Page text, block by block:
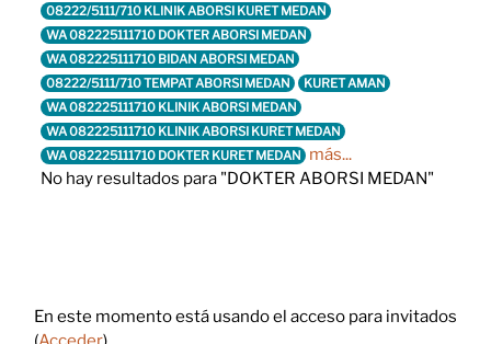
08222/5111/710 KLINIK ABORSI KURET MEDAN
WA 082225111710 DOKTER ABORSI MEDAN
WA 082225111710 BIDAN ABORSI MEDAN
08222/5111/710 TEMPAT ABORSI MEDAN
KURET AMAN
WA 082225111710 KLINIK ABORSI MEDAN
WA 082225111710 KLINIK ABORSI KURET MEDAN
WA 082225111710 DOKTER KURET MEDAN
más...
No hay resultados para "DOKTER ABORSI MEDAN"
En este momento está usando el acceso para invitados
(Acceder)